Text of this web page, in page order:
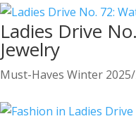
Ladies Drive
Jewelry
Must-Haves Winter